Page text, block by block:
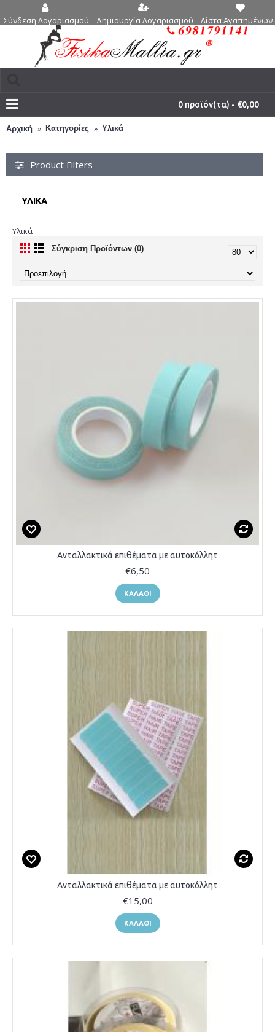
Σύνδεση Λογαριασμού Δημιουργία Λογαριασμού Λίστα Αγαπημένων
0 προϊόν(τα) - €0,00
Αρχική Κατηγορίες Υλικά
Product Filters
ΥΛΙΚΆ
Υλικά
Σύγκριση Προϊόντων (0)
Ανταλλακτικά επιθέματα με αυτοκόλλητ
€6,50
ΚΑΛΆΘΙ
Ανταλλακτικά επιθέματα με αυτοκόλλητ
€15,00
ΚΑΛΆΘΙ